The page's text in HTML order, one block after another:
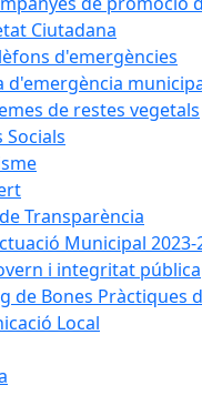
Ciutadana
d'emergències
d'emergència
de restes vegetals
Socials
Transparència
Municipal 2023-
i integritat pública
de Bones Pràctiques
Local